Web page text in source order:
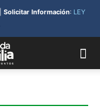
Solicitar Información: LEY